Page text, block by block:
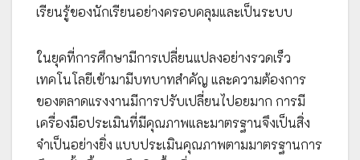
เรียนรู้ของนักเรียนอย่างครอบคลุมและเป็นระบบ
ในยุคที่การศึกษามีการเปลี่ยนแปลงอย่างรวดเร็ว
เทคโนโลยีเข้ามามีบทบาทสำคัญ และความต้องการ
ของตลาดแรงงานมีการปรับเปลี่ยนไปอยมาก การมี
เครื่องมือประเมินที่มีคุณภาพและมาตรฐานจึงเป็นสิ่ง
จำเป็นอย่างยิ่ง แบบประเมินคุณภาพตามมาตรฐานการ